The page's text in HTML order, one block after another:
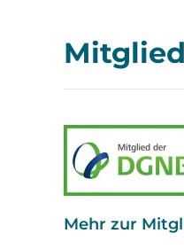
Mehr zur